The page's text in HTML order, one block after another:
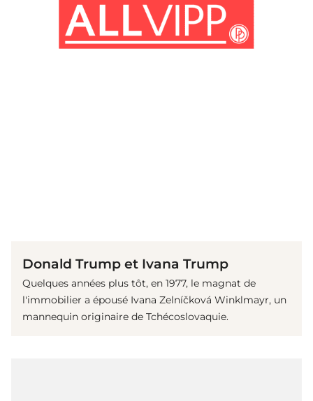
Donald Trump et Ivana Trump
Quelques années plus tôt, en 1977, le magnat de
l'immobilier a épousé Ivana Zelníčková Winklmayr, un
mannequin originaire de Tchécoslovaquie.